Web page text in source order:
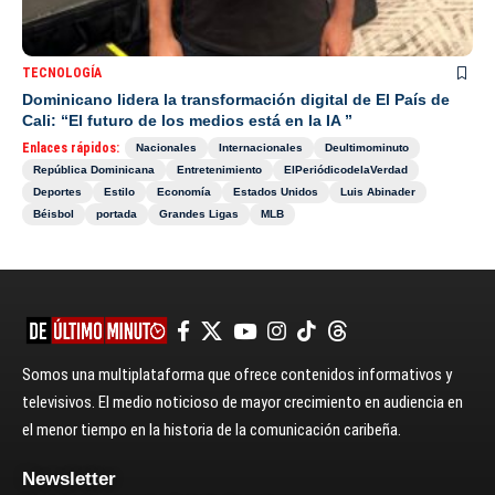
TECNOLOGÍA
Dominicano lidera la transformación digital de El País de
Cali: “El futuro de los medios está en la IA ”
Enlaces rápidos: Nacionales Internacionales
Deultimominuto
República Dominicana
Entretenimiento
ElPeriódicodelaVerdad
Deportes
Estilo Economía Estados Unidos
Luis Abinader
Béisbol
portada Grandes Ligas MLB
Somos una multiplataforma que ofrece contenidos informativos y
televisivos. El medio noticioso de mayor crecimiento en audiencia en
el menor tiempo en la historia de la comunicación caribeña.
Newsletter